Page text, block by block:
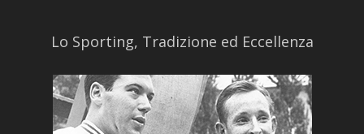
​Lo Sporting, Tradizione ed Eccellenza